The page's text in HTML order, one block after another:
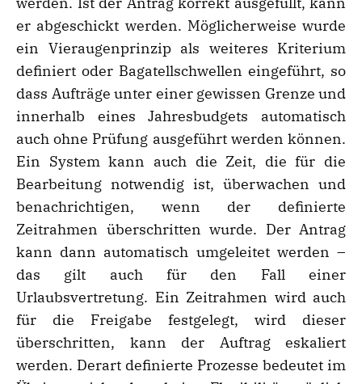
er abgeschickt werden. Möglicherweise wurde
ein Vieraugenprinzip als weiteres Kriterium
definiert oder Bagatellschwellen eingeführt, so
dass Aufträge unter einer gewissen Grenze und
innerhalb eines Jahresbudgets automatisch
auch ohne Prüfung ausgeführt werden können.
Ein System kann auch die Zeit, die für die
Bearbeitung notwendig ist, überwachen und
benachrichtigen, wenn der definierte
Zeitrahmen überschritten wurde. Der Antrag
kann dann automatisch umgeleitet werden –
das gilt auch für den Fall einer
Urlaubsvertretung. Ein Zeitrahmen wird auch
für die Freigabe festgelegt, wird dieser
überschritten, kann der Auftrag eskaliert
werden. Derart definierte Prozesse bedeutet im